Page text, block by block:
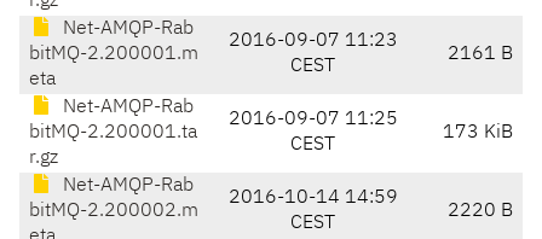
Net-AMQP-Rab
bitMQ-2.200001.m
eta
2016-09-07 11:23
CEST
2161 B
Net-AMQP-Rab
bitMQ-2.200001.ta
r.gz
2016-09-07 11:25
CEST
173 KiB
Net-AMQP-Rab
bitMQ-2.200002.m
2016-10-14 14:59
CEST
2220 B